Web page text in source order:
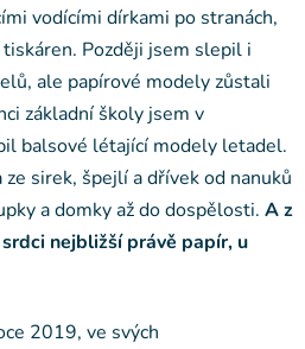
vodícími dírkami po stranách,
Později jsem slepil i
ale papírové modely zůstali
základní školy jsem v
balsové létající modely letadel.
sirek, špejlí a dřívek od nanuků
a domky až do dospělosti. A z
nejbližší právě papír, u
2019, ve svých